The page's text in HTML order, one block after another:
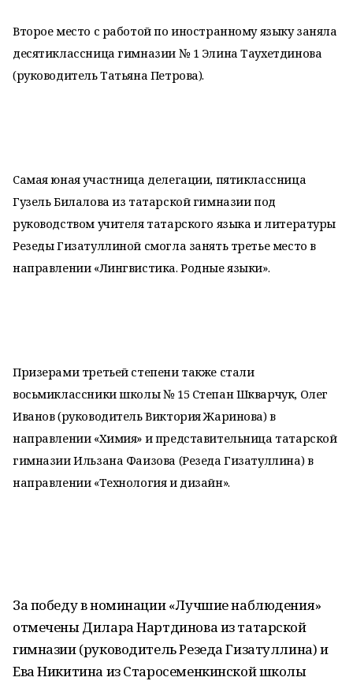
Второе место с работой по иностранному языку заняла
десятиклассница гимназии № 1 Элина Таухетдинова
(руководитель Татьяна Петрова).
Самая юная участница делегации, пятиклассница
Гузель Билалова из татарской гимназии под
руководством учителя татарского языка и литературы
Резеды Гизатуллиной смогла занять третье место в
направлении «Лингвистика. Родные языки».
Призерами третьей степени также стали
восьмиклассники школы № 15 Степан Шкварчук, Олег
Иванов (руководитель Виктория Жаринова) в
направлении «Химия» и представительница татарской
гимназии Ильзана Фаизова (Резеда Гизатуллина) в
направлении «Технология и дизайн».
За победу в номинации «Лучшие наблюдения»
отмечены Дилара Нартдинова из татарской
гимназии (руководитель Резеда Гизатуллина) и
Ева Никитина из Старосеменкинской школы